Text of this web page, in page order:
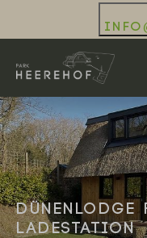
DÜNENLODGE
LADESTATION